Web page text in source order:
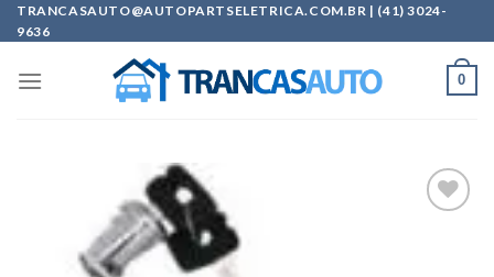
Skip
to
TRANCASAUTO@AUTOPARTSELETRICA.COM.BR | (41) 3024-
9636
0